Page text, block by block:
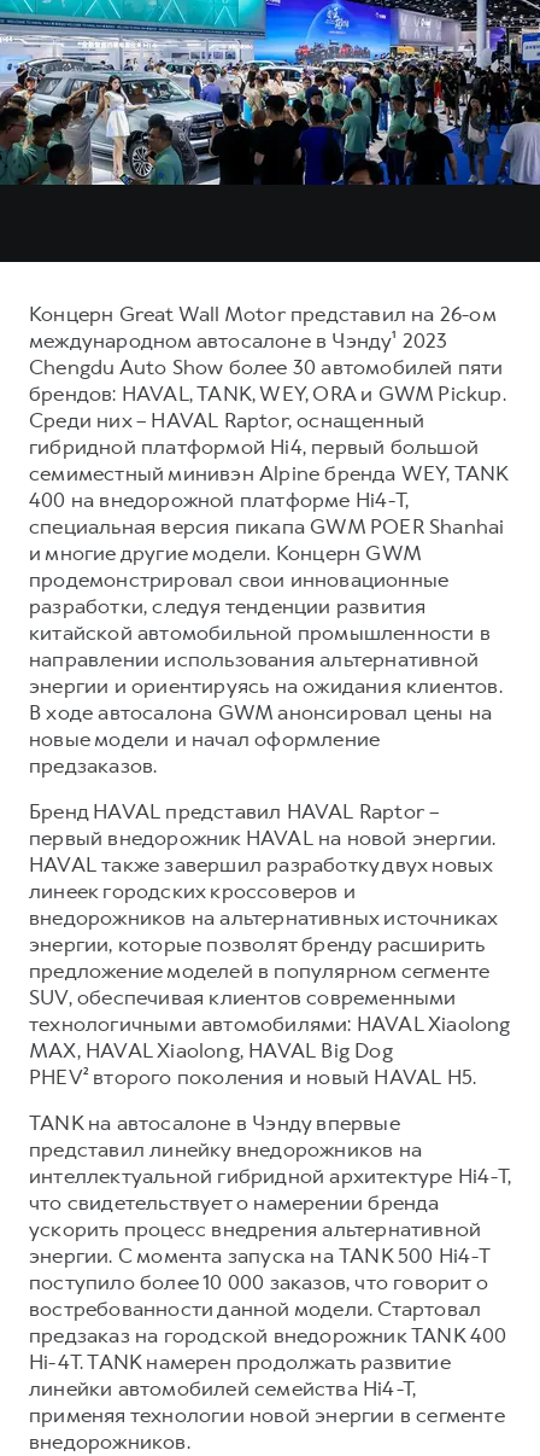
DARGO
от 3 199 000 ₽
DARGO X
от 3 499 000 ₽
от 2 899 000 ₽ от 3 599 000 ₽
POER
от 3 449 000 ₽
Тест-драйв
Трейд-ин
КРЕДИТ И СТРАХОВАНИЕ
КОРПОРАТИВНЫМ КЛИЕНТАМ
Для малого бизнеса
Корпоративным клиентам
Крупным корпоративным клиентам
Система управления автопарком
Сервис для корпоративных клиентов
HAVAL Лизинг
АКСЕССУАРЫ HAVAL
Автомобильные аксессуары
Коллекция CITY
Коллекция Базовая
Коллекция Детская
СЕРВИСНОЕ ОБСЛУЖИВАНИЕ
Нулевое ТО
Программа «Помощь на дороге»
Регламенты технического обслуживания
ПОДДЕРЖКА
GWM Безопасность
Гарантия HAVAL
Мобильное приложение GWM
Программа «HAVAL Защита+»
Руководства по эксплуатации
Подписки
АКСЕССУАРЫ HAVAL
Автомобильные аксессуары
Коллекция CITY
Коллекция Базовая
Коллекция Детская
О дилере
Наша команда
Контакты
Концерн Great Wall Motor представил на 26-ом
международном автосалоне в Чэнду¹ 2023
Chengdu Auto Show более 30 автомобилей пяти
брендов: HAVAL, TANK, WEY, ORA и GWM Pickup.
Среди них – HAVAL Raptor, оснащенный
гибридной платформой Hi4, первый большой
семиместный минивэн Alpine бренда WEY, TANK
400 на внедорожной платформе Hi4-T,
специальная версия пикапа GWM POER Shanhai
и многие другие модели. Концерн GWM
продемонстрировал свои инновационные
разработки, следуя тенденции развития
китайской автомобильной промышленности в
направлении использования альтернативной
энергии и ориентируясь на ожидания клиентов.
В ходе автосалона GWM анонсировал цены на
новые модели и начал оформление
предзаказов.
Бренд HAVAL представил HAVAL Raptor –
первый внедорожник HAVAL на новой энергии.
HAVAL также завершил разработку двух новых
линеек городских кроссоверов и
внедорожников на альтернативных источниках
энергии, которые позволят бренду расширить
предложение моделей в популярном сегменте
SUV, обеспечивая клиентов современными
технологичными автомобилями: HAVAL Xiaolong
MAX, HAVAL Xiaolong, HAVAL Big Dog
PHEV² второго поколения и новый HAVAL H5.
TANK на автосалоне в Чэнду впервые
представил линейку внедорожников на
интеллектуальной гибридной архитектуре Hi4-T,
что свидетельствует о намерении бренда
ускорить процесс внедрения альтернативной
энергии. С момента запуска на TANK 500 Hi4-T
поступило более 10 000 заказов, что говорит о
востребованности данной модели. Стартовал
предзаказ на городской внедорожник TANK 400
Hi-4T. TANK намерен продолжать развитие
линейки автомобилей семейства Hi4-T,
применяя технологии новой энергии в сегменте
внедорожников.